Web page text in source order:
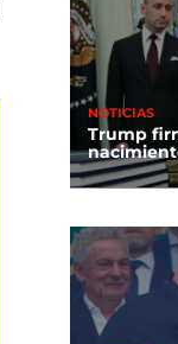
NOTICIAS
Trump